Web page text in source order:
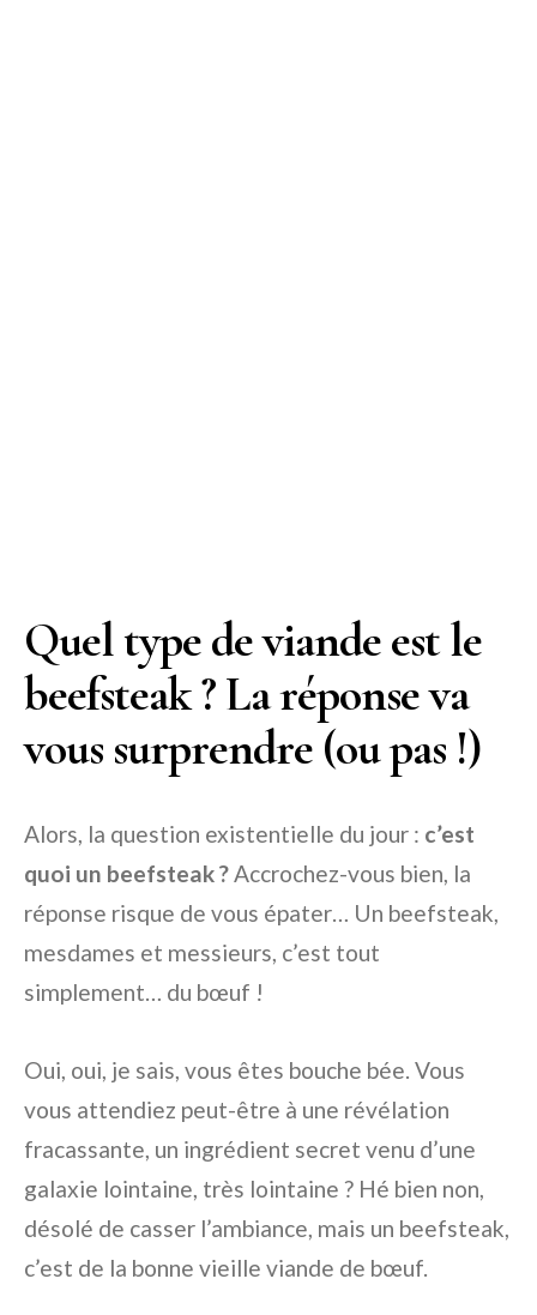
Quel type de viande est le
beefsteak ? La réponse va
vous surprendre (ou pas !)
Alors, la question existentielle du jour : c’est
quoi un beefsteak ?Accrochez-vous bien, la
réponse risque de vous épater… Un beefsteak,
mesdames et messieurs, c’est tout
simplement… du bœuf !
Oui, oui, je sais, vous êtes bouche bée. Vous
vous attendiez peut-être à une révélation
fracassante, un ingrédient secret venu d’une
galaxie lointaine, très lointaine ? Hé bien non,
désolé de casser l’ambiance, mais un beefsteak,
c’est de la bonne vieille viande de bœuf.